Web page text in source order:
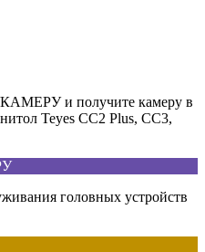
и получите камеру в
Teyes CC2 Plus, CC3,
головных устройств